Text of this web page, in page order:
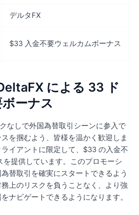
デルタFX
$33 入金不要ウェルカムボーナス
による 33 ド
ーナス
なしで外国為替取引シーンに参入で
を掴むよう、皆様を温かく歓迎しま
イアントに限定して、$33 の入金不
を提供しています。このプロモーシ
替取引を確実にスタートできるよう
上のリスクを負うことなく、より強
ナビゲートできるようになります。